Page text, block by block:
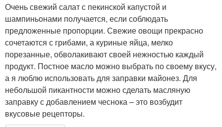
Очень свежий салат с пекинской капустой и
шампиньонами получается, если соблюдать
предложенные пропорции. Свежие овощи прекрасно
сочетаются с грибами, а куриные яйца, мелко
порезанные, обволакивают своей нежностью каждый
продукт. Постное масло можно выбрать по своему вкусу,
а я люблю использовать для заправки майонез. Для
небольшой пикантности можно сделать масляную
заправку с добавлением чеснока – это возбудит
вкусовые рецепторы.